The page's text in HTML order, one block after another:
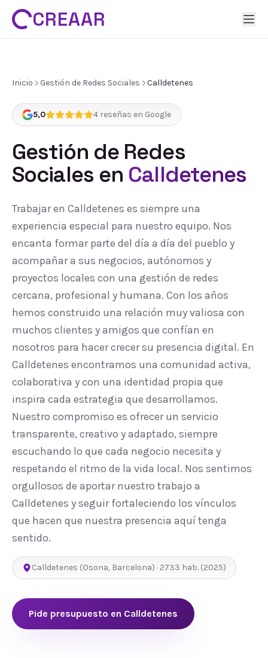
CREAAR
Inicio Gestión de Redes Sociales Calldetenes
5,0 4 reseñas en Google
Gestión de Redes
Sociales en Calldetenes
Trabajar en Calldetenes es siempre una
experiencia especial para nuestro equipo. Nos
encanta formar parte del día a día del pueblo y
acompañar a sus negocios, autónomos y
proyectos locales con una gestión de redes
cercana, profesional y humana. Con los años
hemos construido una relación muy valiosa con
muchos clientes y amigos que confían en
nosotros para hacer crecer su presencia digital. En
Calldetenes encontramos una comunidad activa,
colaborativa y con una identidad propia que
inspira cada estrategia que desarrollamos.
Nuestro compromiso es ofrecer un servicio
transparente, creativo y adaptado, siempre
escuchando lo que cada negocio necesita y
respetando el ritmo de la vida local. Nos sentimos
orgullosos de aportar nuestro trabajo a
Calldetenes y seguir fortaleciendo los vínculos
que hacen que nuestra presencia aquí tenga
sentido.
Calldetenes (Osona, Barcelona) · 2733 hab. (2025)
Pide presupuesto en Calldetenes